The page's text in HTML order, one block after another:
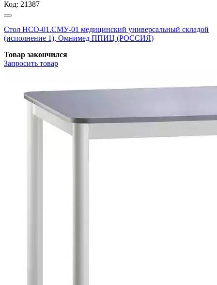
Код: 21387
Стол НСО-01.СМУ-01 медицинский универсальный складой
(исполнение 1), Омнимед ППИЦ (РОССИЯ)
Товар закончился
Запросить товар